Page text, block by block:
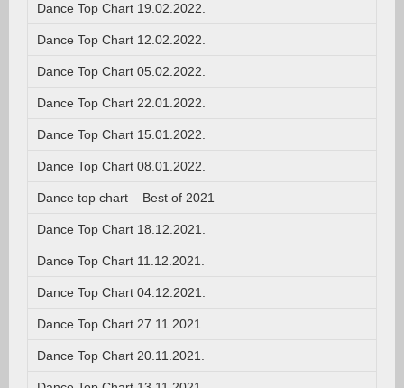
Dance Top Chart 19.02.2022.
Dance Top Chart 12.02.2022.
Dance Top Chart 05.02.2022.
Dance Top Chart 22.01.2022.
Dance Top Chart 15.01.2022.
Dance Top Chart 08.01.2022.
Dance top chart – Best of 2021
Dance Top Chart 18.12.2021.
Dance Top Chart 11.12.2021.
Dance Top Chart 04.12.2021.
Dance Top Chart 27.11.2021.
Dance Top Chart 20.11.2021.